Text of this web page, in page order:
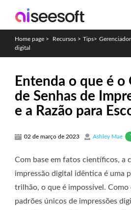
Home page > Recursos > Tips>
digital
Entenda o que é o
de Senhas de
e a Razão para
02 de março de 2023 Ashley Mae
Com base em fatos científicos, a
impressão digital idêntica é uma
trilhão, o que é impossível. Como
padrões únicos de impressões